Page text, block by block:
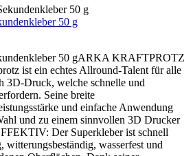
50 g
50 gARKA KRAFTPROTZ
ist ein echtes Allround-Talent für alle
3D-Druck, welche schnelle und
Seine breite
und einfache Anwendung
und zu einem sinnvollen 3D Drucker
Der Superkleber ist schnell
witterungsbeständig, wasserfest und